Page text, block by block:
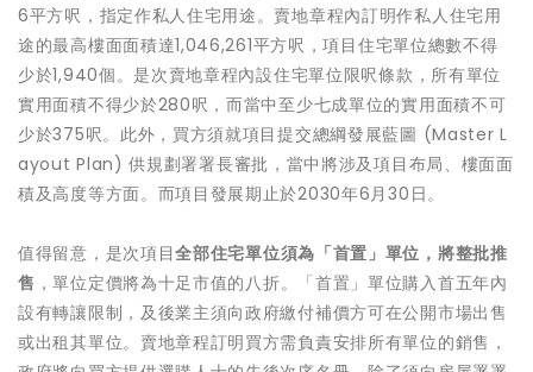
6平方呎，指定作私人住宅用途。賣地章程內訂明作私人住宅用
途的最高樓面面積達1,046,261平方呎，項目住宅單位總數不得
少於1,940個。是次賣地章程內設住宅單位限呎條款，所有單位
實用面積不得少於280呎，而當中至少七成單位的實用面積不可
少於375呎。此外，買方須就項目提交總綱發展藍圖 (Master L
ayout Plan) 供規劃署署長審批，當中將涉及項目布局、樓面面
積及高度等方面。而項目發展期止於2030年6月30日。
值得留意，是次項目全部住宅單位須為「首置」單位，將整批推
售 ，單位定價將為十足市值的八折。「首置」單位購入首五年內
設有轉讓限制，及後業主須向政府繳付補價方可在公開市場出售
或出租其單位。賣地章程訂明買方需負責安排所有單位的銷售，